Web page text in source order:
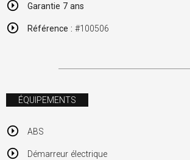
Garantie 7 ans
Référence : #100506
ÉQUIPEMENTS
ABS
Démarreur électrique